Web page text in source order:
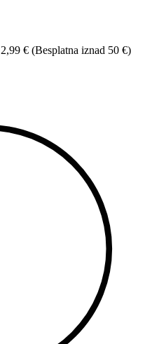
€ (Besplatna iznad 50 €)